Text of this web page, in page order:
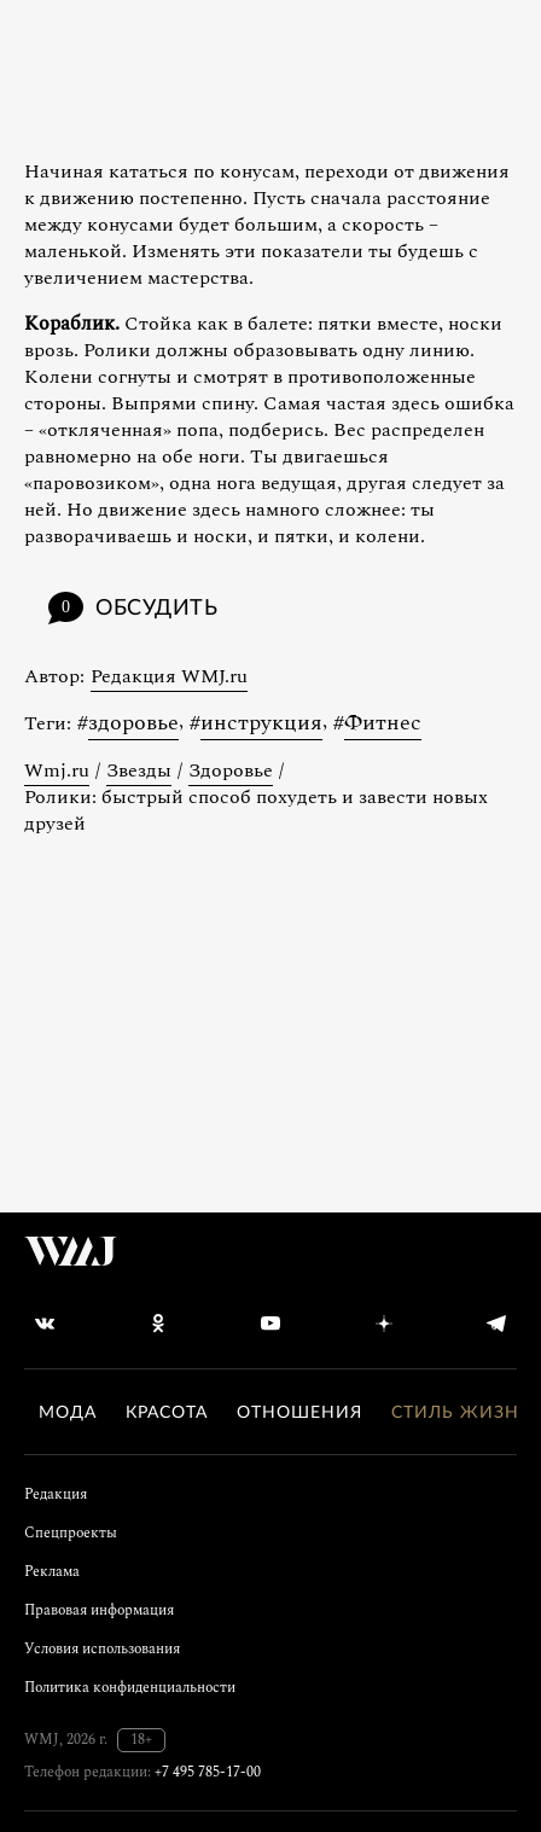
Начиная кататься по конусам, переходи от движения
к движению постепенно. Пусть сначала расстояние
между конусами будет большим, а скорость –
маленькой. Изменять эти показатели ты будешь с
увеличением мастерства.
Кораблик. Стойка как в балете: пятки вместе, носки
врозь. Ролики должны образовывать одну линию.
Колени согнуты и смотрят в противоположенные
стороны. Выпрями спину. Самая частая здесь ошибка
– «откляченная» попа, подберись. Вес распределен
равномерно на обе ноги. Ты двигаешься
«паровозиком», одна нога ведущая, другая следует за
ней. Но движение здесь намного сложнее: ты
разворачиваешь и носки, и пятки, и колени.
0 ОБСУДИТЬ
Автор: Редакция WMJ.ru
Теги: #здоровье, #инструкция, #Фитнес
Wmj.ru / Звезды / Здоровье /
Ролики: быстрый способ похудеть и завести новых
друзей
МОДА КРАСОТА ОТНОШЕНИЯ СТИЛЬ ЖИЗНИ
Редакция
Спецпроекты
Реклама
Правовая информация
Условия использования
Политика конфиденциальности
WMJ, 2026 г.
18+
Телефон редакции: +7 495 785-17-00